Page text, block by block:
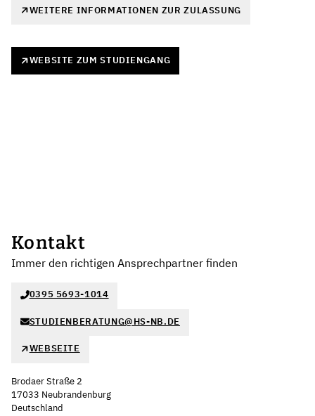
WEITERE INFORMATIONEN ZUR ZULASSUNG
WEBSITE ZUM STUDIENGANG
Kontakt
Immer den richtigen Ansprechpartner finden
0395 5693-1014
STUDIENBERATUNG@HS-NB.DE
WEBSEITE
Brodaer Straße 2
17033 Neubrandenburg
Deutschland